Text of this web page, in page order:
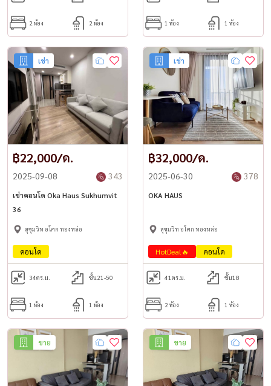
2 ห้อง 2 ห้อง 1 ห้อง 1 ห้อง
เช่า
฿22,000/ด.
2025-09-08 343
เช่าคอนโด Oka Haus Sukhumvit
36
สุขุมวิท อโศก ทองหล่อ
คอนโด
34ตร.ม. ชั้น21-50
1 ห้อง 1 ห้อง
เช่า
฿32,000/ด.
2025-06-30 378
OKA HAUS
สุขุมวิท อโศก ทองหล่อ
HotDeal🔥 คอนโด
41 ตร.ม. ชั้น18
2 ห้อง 1 ห้อง
ขาย ขาย